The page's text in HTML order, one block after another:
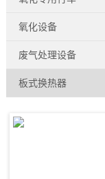
氧化设备
废气处理设备
板式换热器